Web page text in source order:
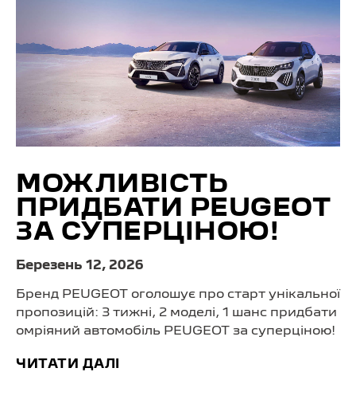
МОЖЛИВІСТЬ
ПРИДБАТИ PEUGEOT
ЗА СУПЕРЦІНОЮ!
Березень 12, 2026
Бренд PEUGEOT оголошує про старт унікальної
пропозицій: 3 тижні, 2 моделі, 1 шанс придбати
омріяний автомобіль PEUGEOT за суперціною!
ЧИТАТИ ДАЛІ